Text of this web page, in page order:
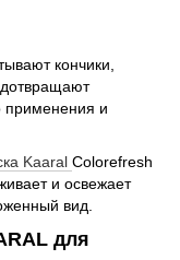
кончики,
применения и
Kaaral Colorefresh
и освежает
вид.
для